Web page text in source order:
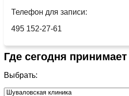
Телефон для записи:
495 152-27-61
Где сегодня
Выбрать: